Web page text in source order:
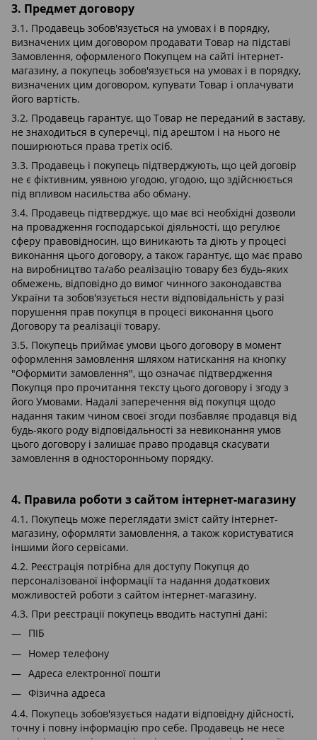
3. Предмет договору
3.1. Продавець зобов'язується на умовах і в порядку,
визначених цим договором продавати Товар на підставі
Замовлення, оформленого Покупцем на сайті інтернет-
магазину, а покупець зобов'язується на умовах і в порядку,
визначених цим договором, купувати Товар і оплачувати
його вартість.
3.2. Продавець гарантує, що Товар не переданий в заставу,
не знаходиться в суперечці, під арештом і на нього не
поширюються права третіх осіб.
3.3. Продавець і покупець підтверджують, що цей договір
не є фіктивним, уявною угодою, угодою, що здійснюється
під впливом насильства або обману.
3.4. Продавець підтверджує, що має всі необхідні дозволи
на провадження господарської діяльності, що регулює
сферу правовідносин, що виникають та діють у процесі
виконання цього договору, а також гарантує, що має право
на виробництво та/або реалізацію товару без будь-яких
обмежень, відповідно до вимог чинного законодавства
України та зобов'язується нести відповідальність у разі
порушення прав покупця в процесі виконання цього
Договору та реалізації товару.
3.5. Покупець приймає умови цього договору в момент
оформлення замовлення шляхом натискання на кнопку
"Оформити замовлення", що означає підтвердження
Покупця про прочитання тексту цього договору і згоду з
його Умовами. Надалі заперечення від покупця щодо
надання таким чином своєї згоди позбавляє продавця від
будь-якого роду відповідальності за невиконання умов
цього договору і залишає право продавця скасувати
замовлення в односторонньому порядку.
4. Правила роботи з сайтом інтернет-магазину
4.1. Покупець може переглядати зміст сайту інтернет-
магазину, оформляти замовлення, а також користуватися
іншими його сервісами.
4.2. Реєстрація потрібна для доступу Покупця до
персоналізованої інформації та надання додаткових
можливостей роботи з сайтом інтернет-магазину.
4.3. При реєстрації покупець вводить наступні дані:
ПІБ
Номер телефону
Адреса електронної пошти
Фізична адреса
4.4. Покупець зобов'язується надати відповідну дійсності,
точну і повну інформацію про себе. Продавець не несе